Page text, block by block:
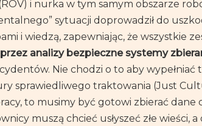
i nurka w tym samym obszarze
sytuacji doprowadził do
i wiedzą, zapewniając, że wszystkie
analizy bezpieczne systemy
Nie chodzi o to aby
sprawiedliwego traktowania (Just
to musimy być gotowi zbierać
muszą chcieć usłyszeć złe wieści,